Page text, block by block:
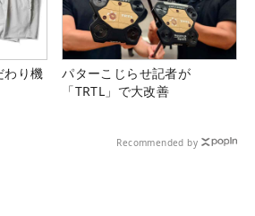
わり機
パターこじらせ記者が
「TRTL」で大改善
Recommended by